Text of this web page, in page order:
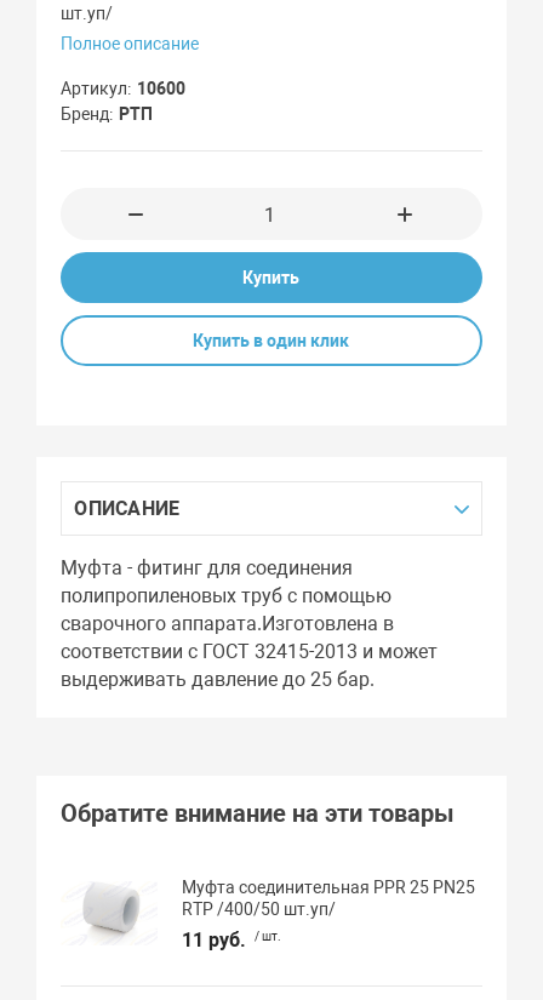
шт.уп/
Полное описание
Артикул
10600
Бренд
РТП
Купить
Купить в один клик
ОПИСАНИЕ
Муфта - фитинг для соединения
полипропиленовых труб с помощью
сварочного аппарата.Изготовлена в
соответствии с ГОСТ 32415-2013 и может
выдерживать давление до 25 бар.
Обратите внимание на эти товары
Муфта соединительная PPR 25 PN25
RTP /400/50 шт.уп/
11 руб. / шт.